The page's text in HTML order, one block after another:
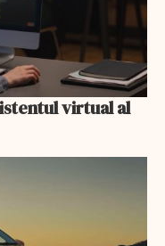
virtual al